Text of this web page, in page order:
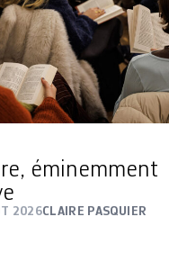
éminemment
2026CLAIRE PASQUIER